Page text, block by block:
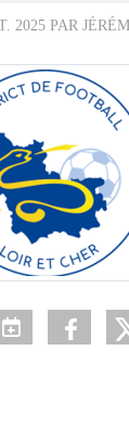
2025PAR